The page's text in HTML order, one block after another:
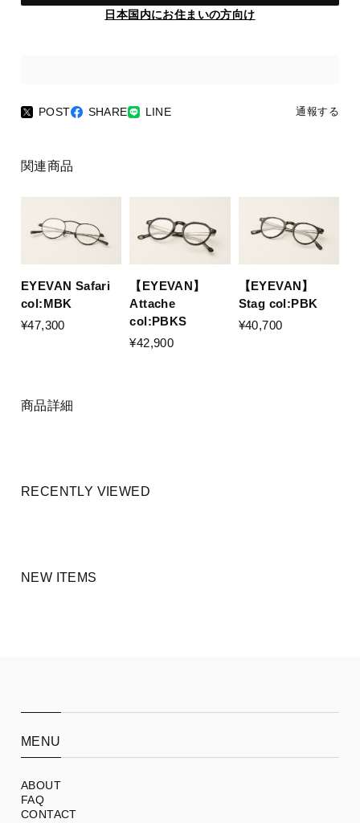
日本国内にお住まいの方向け
POST SHARE LINE 通報する
関連商品
EYEVAN Safari
col:MBK
¥47,300
【EYEVAN】
Attache
col:PBKS
¥42,900
【EYEVAN】
Stag col:PBK
¥40,700
商品詳細
RECENTLY VIEWED
NEW ITEMS
MENU
ABOUT
FAQ
CONTACT